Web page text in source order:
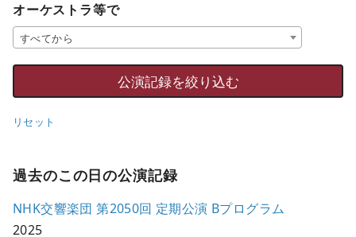
オーケストラ等で
すべてから
リセット
過去のこの日の公演記録
NHK交響楽団 第2050回 定期公演 Bプログラム
2025